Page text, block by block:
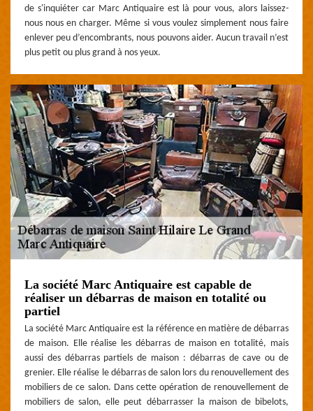
de s'inquiéter car Marc Antiquaire est là pour vous, alors laissez-
nous nous en charger. Même si vous voulez simplement nous faire
enlever peu d’encombrants, nous pouvons aider. Aucun travail n’est
plus petit ou plus grand à nos yeux.
La société Marc Antiquaire est capable de
réaliser un débarras de maison en totalité ou
partiel
La société Marc Antiquaire est la référence en matière de débarras
de maison. Elle réalise les débarras de maison en totalité, mais
aussi des débarras partiels de maison : débarras de cave ou de
grenier. Elle réalise le débarras de salon lors du renouvellement des
mobiliers de ce salon. Dans cette opération de renouvellement de
mobiliers de salon, elle peut débarrasser la maison de bibelots,